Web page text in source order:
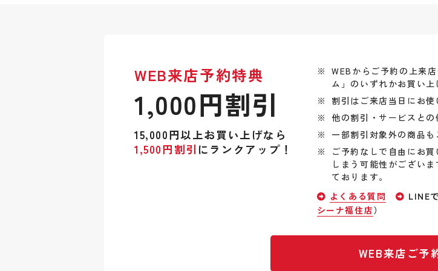
WEB来店予約特典
1,000円割引
15,000円以上お買い上げなら
1,500円割引 にランクアップ！
WEBからご予約の上来
ム」のいずれかお買い上
割引はご来店当日にお使
他の割引・サービスとの
一部割引対象外の商品
ご予約なしで自由にお
しまう可能性がござい
ております。
よくある質問
LINE
シーナ福住店）
WEB来店ご予